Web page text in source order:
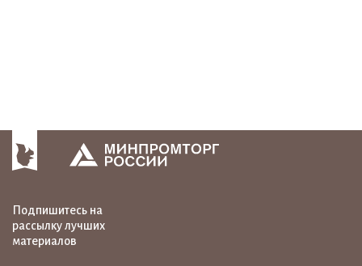
Подпишитесь на
рассылку лучших
материалов